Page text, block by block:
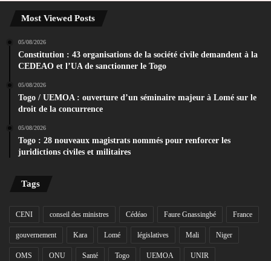
Most Viewed Posts
05/08/2026
Constitution : 43 organisations de la société civile demandent à la
CEDEAO et l’UA de sanctionner le Togo
05/08/2026
Togo / UEMOA : ouverture d’un séminaire majeur à Lomé sur le
droit de la concurrence
05/08/2026
Togo : 28 nouveaux magistrats nommés pour renforcer les
juridictions civiles et militaires
Tags
CENI conseil des ministres Cédéao Faure Gnassingbé France
gouvernement Kara Lomé législatives Mali Niger
OMS ONU Santé Togo UEMOA UNIR